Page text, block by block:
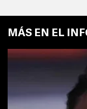
MÁS EN EL